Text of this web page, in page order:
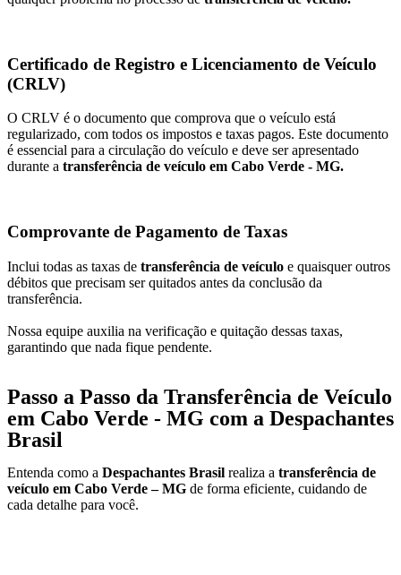
Certificado de Registro e Licenciamento de Veículo
(CRLV)
O CRLV é o documento que comprova que o veículo está
regularizado, com todos os impostos e taxas pagos. Este documento
é essencial para a circulação do veículo e deve ser apresentado
durante a transferência de veículo em Cabo Verde - MG.
Comprovante de Pagamento de Taxas
Inclui todas as taxas de transferência de veículo e quaisquer outros
débitos que precisam ser quitados antes da conclusão da
transferência.
Nossa equipe auxilia na verificação e quitação dessas taxas,
garantindo que nada fique pendente.
Passo a Passo da Transferência de Veículo
em Cabo Verde - MG com a Despachantes
Brasil
Entenda como a Despachantes Brasil realiza a transferência de
veículo em Cabo Verde – MG de forma eficiente, cuidando de
cada detalhe para você.